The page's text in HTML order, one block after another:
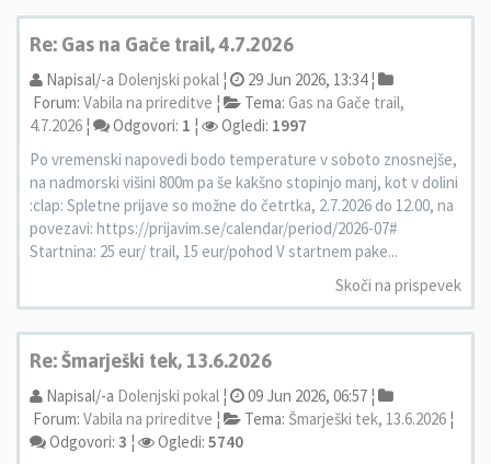
Re: Gas na Gače trail, 4.7.2026
Napisal/-a Dolenjski pokal ¦
29 Jun 2026, 13:34 ¦
Forum: Vabila na prireditve ¦ Tema: Gas na Gače trail,
4.7.2026 ¦ Odgovori: 1 ¦ Ogledi: 1997
Po vremenski napovedi bodo temperature v soboto znosnejše,
na nadmorski višini 800m pa še kakšno stopinjo manj, kot v dolini
:clap: Spletne prijave so možne do četrtka, 2.7.2026 do 12.00, na
povezavi: https://prijavim.se/calendar/period/2026-07#
Startnina: 25 eur/ trail, 15 eur/pohod V startnem pake...
Skoči na prispevek
Re: Šmarješki tek, 13.6.2026
Napisal/-a Dolenjski pokal ¦
09 Jun 2026, 06:57 ¦
Forum: Vabila na prireditve ¦ Tema: Šmarješki tek, 13.6.2026 ¦
Odgovori: 3 ¦ Ogledi: 5740